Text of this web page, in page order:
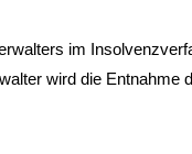
im
wird die Entnahme